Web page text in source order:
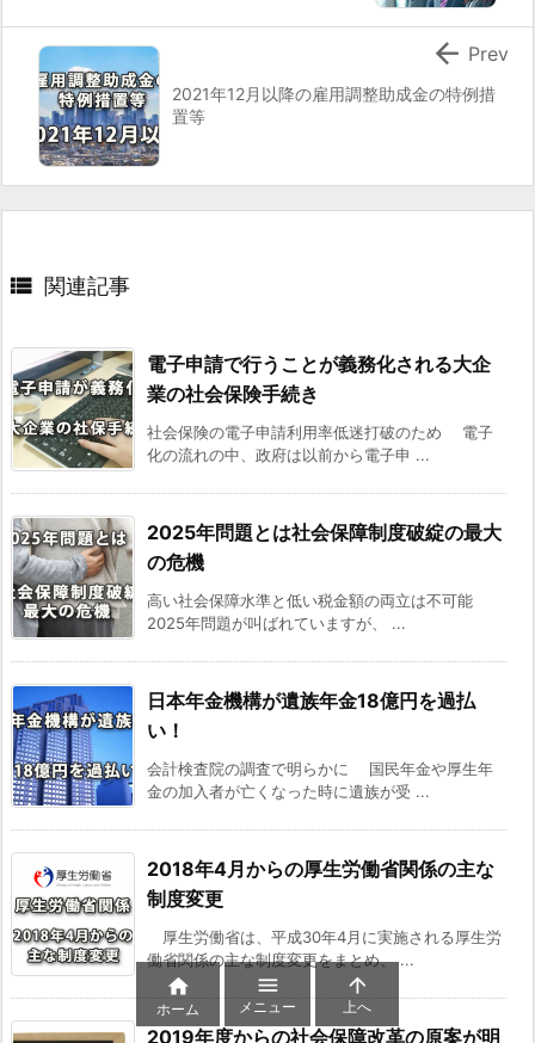
年
金
と
の
に
り
支
給
停
さ
れ
て
い
る
が、
別
の
Ｂ
疾
病
に
よ
る
傷
2021年12月以降の雇用調整助成金の特例措
置等
 Prev
 関連記事
電子申請で行うことが義務化される大企
業の社会保険手続き
社会保険の電子申請利用率低迷打破のため 電子
化の流れの中、政府は以前から電子申 ...
2025年問題とは社会保障制度破綻の最大
の危機
高い社会保障水準と低い税金額の両立は不可能
2025年問題が叫ばれていますが、 ...
日本年金機構が遺族年金18億円を過払
い！
会計検査院の調査で明らかに 国民年金や厚生年
金の加入者が亡くなった時に遺族が受 ...
2018年4月からの厚生労働省関係の主な
制度変更
厚生労働省は、平成30年4月に実施される厚生労
働省関係の主な制度変更をまとめ、 ...
2019年度からの社会保障改革の原案が明

ホーム

メニュー

上へ